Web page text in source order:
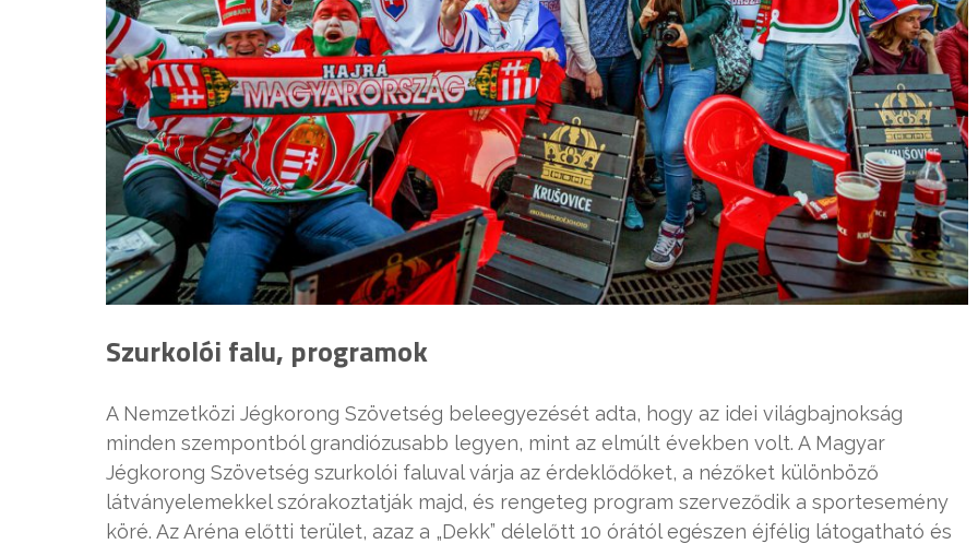
Szurkolói falu, programok
A Nemzetközi Jégkorong Szövetség beleegyezését adta, hogy az idei világbajnokság
minden szempontból grandiózusabb legyen, mint az elmúlt években volt. A Magyar
Jégkorong Szövetség szurkolói faluval várja az érdeklődőket, a nézőket különböző
látványelemekkel szórakoztatják majd, és rengeteg program szerveződik a sportesemény
köré. Az Aréna előtti terület, azaz a „Dekk” délelőtt 10 órától egészen éjfélig látogatható és